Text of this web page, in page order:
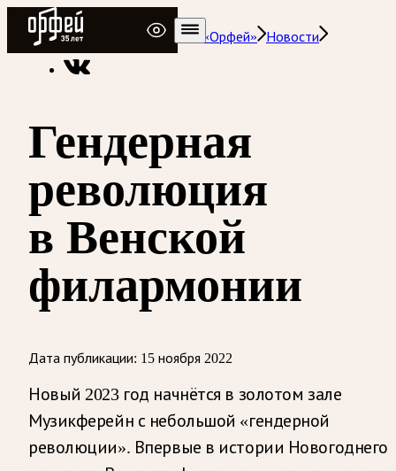
Радио Орфей
Радио классической музыки «Орфей»
Новости
Гендерная
революция
в Венской
филармонии
Дата публикации: 15 ноября 2022
Новый 2023 год начнётся в золотом зале
Музикферейн с небольшой «гендерной
революции». Впервые в истории Новогоднего